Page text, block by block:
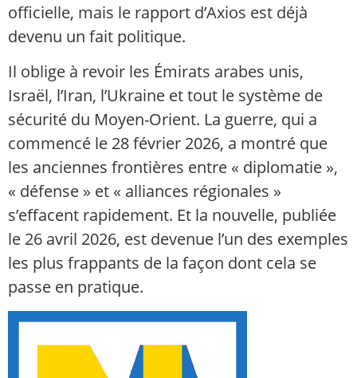
officielle, mais le rapport d’Axios est déjà
devenu un fait politique.
Il oblige à revoir les Émirats arabes unis,
Israël, l’Iran, l’Ukraine et tout le système de
sécurité du Moyen-Orient. La guerre, qui a
commencé le 28 février 2026, a montré que
les anciennes frontières entre « diplomatie »,
« défense » et « alliances régionales »
s’effacent rapidement. Et la nouvelle, publiée
le 26 avril 2026, est devenue l’un des exemples
les plus frappants de la façon dont cela se
passe en pratique.